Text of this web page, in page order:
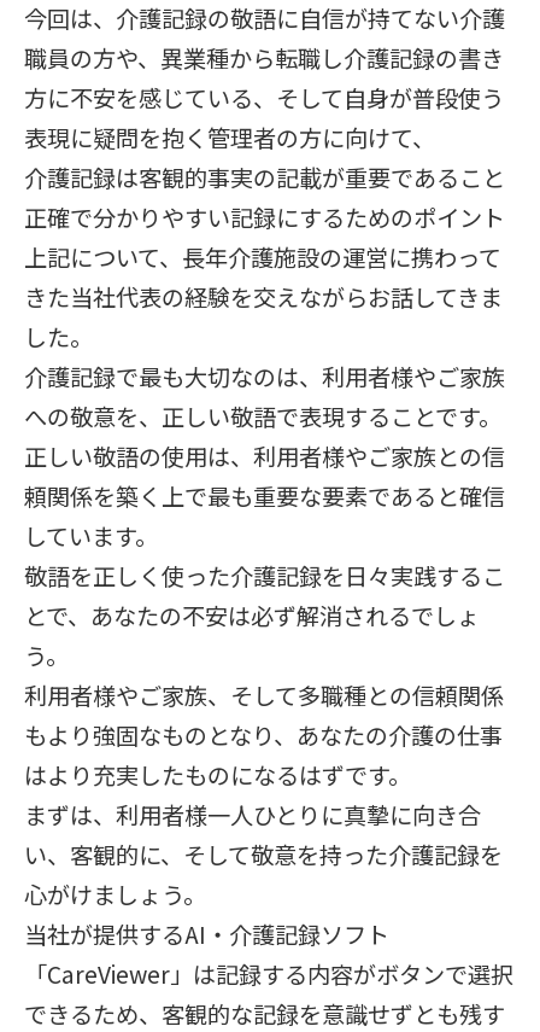
今回は、介護記録の敬語に自信が持てない介護
職員の方や、異業種から転職し介護記録の書き
方に不安を感じている、そして自身が普段使う
表現に疑問を抱く管理者の方に向けて、
介護記録は客観的事実の記載が重要であること
正確で分かりやすい記録にするためのポイント
上記について、長年介護施設の運営に携わって
きた当社代表の経験を交えながらお話してきま
した。
介護記録で最も大切なのは、利用者様やご家族
への敬意を、正しい敬語で表現することです。
正しい敬語の使用は、利用者様やご家族との信
頼関係を築く上で最も重要な要素であると確信
しています。
敬語を正しく使った介護記録を日々実践するこ
とで、あなたの不安は必ず解消されるでしょ
う。
利用者様やご家族、そして多職種との信頼関係
もより強固なものとなり、あなたの介護の仕事
はより充実したものになるはずです。
まずは、利用者様一人ひとりに真摯に向き合
い、客観的に、そして敬意を持った介護記録を
心がけましょう。
当社が提供するAI・介護記録ソフト
「CareViewer」は記録する内容がボタンで選択
できるため、客観的な記録を意識せずとも残す